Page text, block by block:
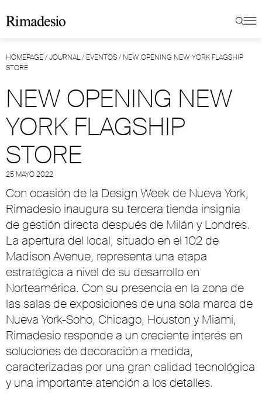
HOMEPAGE/JOURNAL/ EVENTOS/ NEW OPENING NEW YORK FLAGSHIP
STORE
NEW OPENING NEW
YORK FLAGSHIP
STORE
25 MAYO 2022
Con ocasión de la Design Week de Nueva York,
Rimadesio inaugura su tercera tienda insignia
de gestión directa después de Milán y Londres.
La apertura del local, situado en el 102 de
Madison Avenue, representa una etapa
estratégica a nivel de su desarrollo en
Norteamérica. Con su presencia en la zona de
las salas de exposiciones de una sola marca de
Nueva York-Soho, Chicago, Houston y Miami,
Rimadesio responde a un creciente interés en
soluciones de decoración a medida,
caracterizadas por una gran calidad tecnológica
y una importante atención a los detalles.